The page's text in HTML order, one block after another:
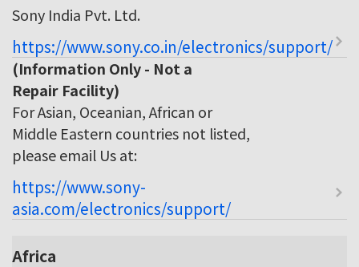
Sony India Pvt. Ltd.
https://www.sony.co.in/electronics/support/
(Information Only - Not a
Repair Facility)
For Asian, Oceanian, African or
Middle Eastern countries not listed,
please email Us at:
https://www.sony-
asia.com/electronics/support/
Africa